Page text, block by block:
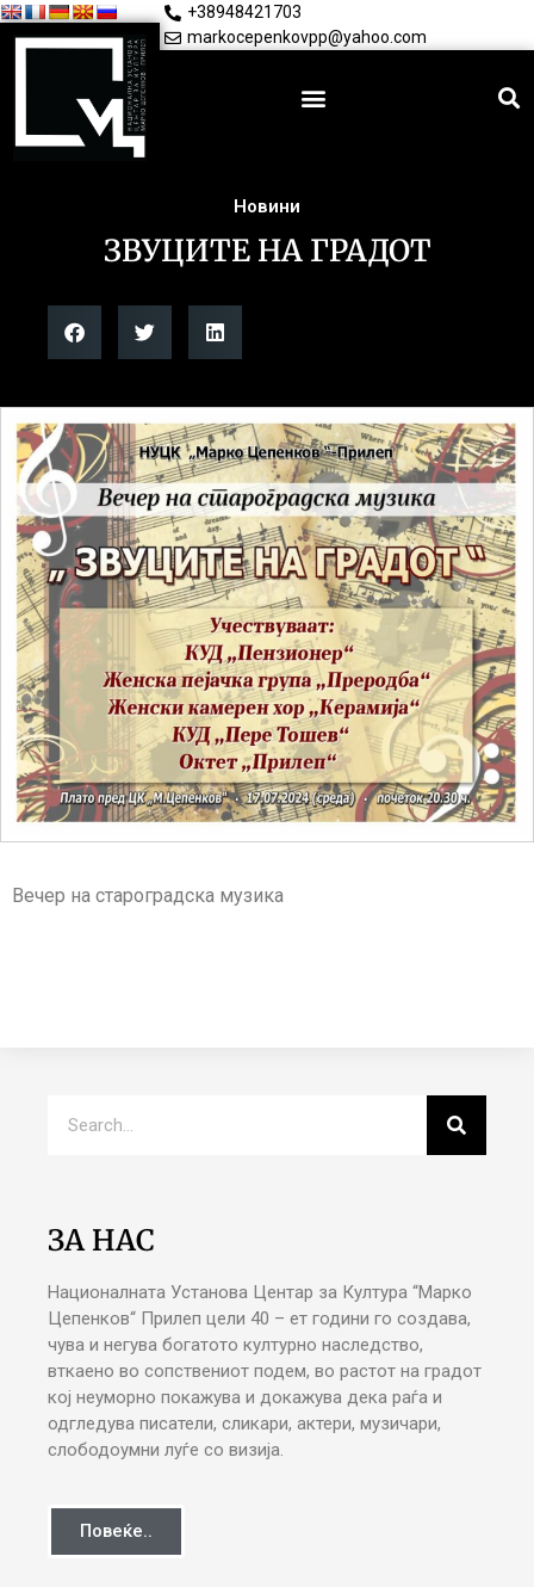
+38948421703
markocepenkovpp@yahoo.com
Новини
ЗВУЦИТЕ НА ГРАДОТ
Вечер на староградска музика
ЗА НАС
Националната Установа Центар за Култура “Марко
Цепенков“ Прилеп цели 40 – ет години го создава,
чува и негува богатото културно наследство,
вткаено во сопствениот подем, во растот на градот
кој неуморно покажува и докажува дека раѓа и
одгледува писатели, сликари, актери, музичари,
слободоумни луѓе со визија.
Повеќе..